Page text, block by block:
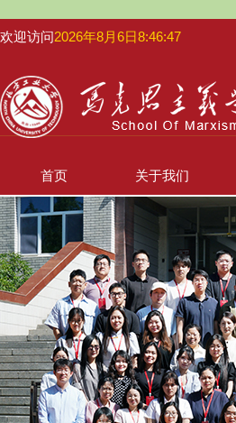
欢迎访问2026年8月6日8:46:48
首页 关于我们